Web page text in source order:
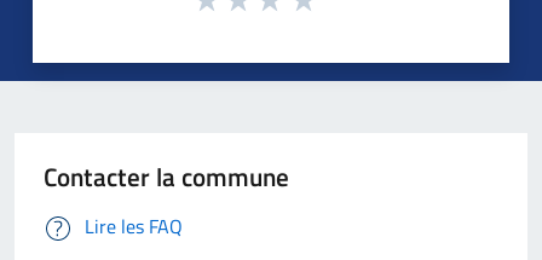
Contacter la commune
Lire les FAQ